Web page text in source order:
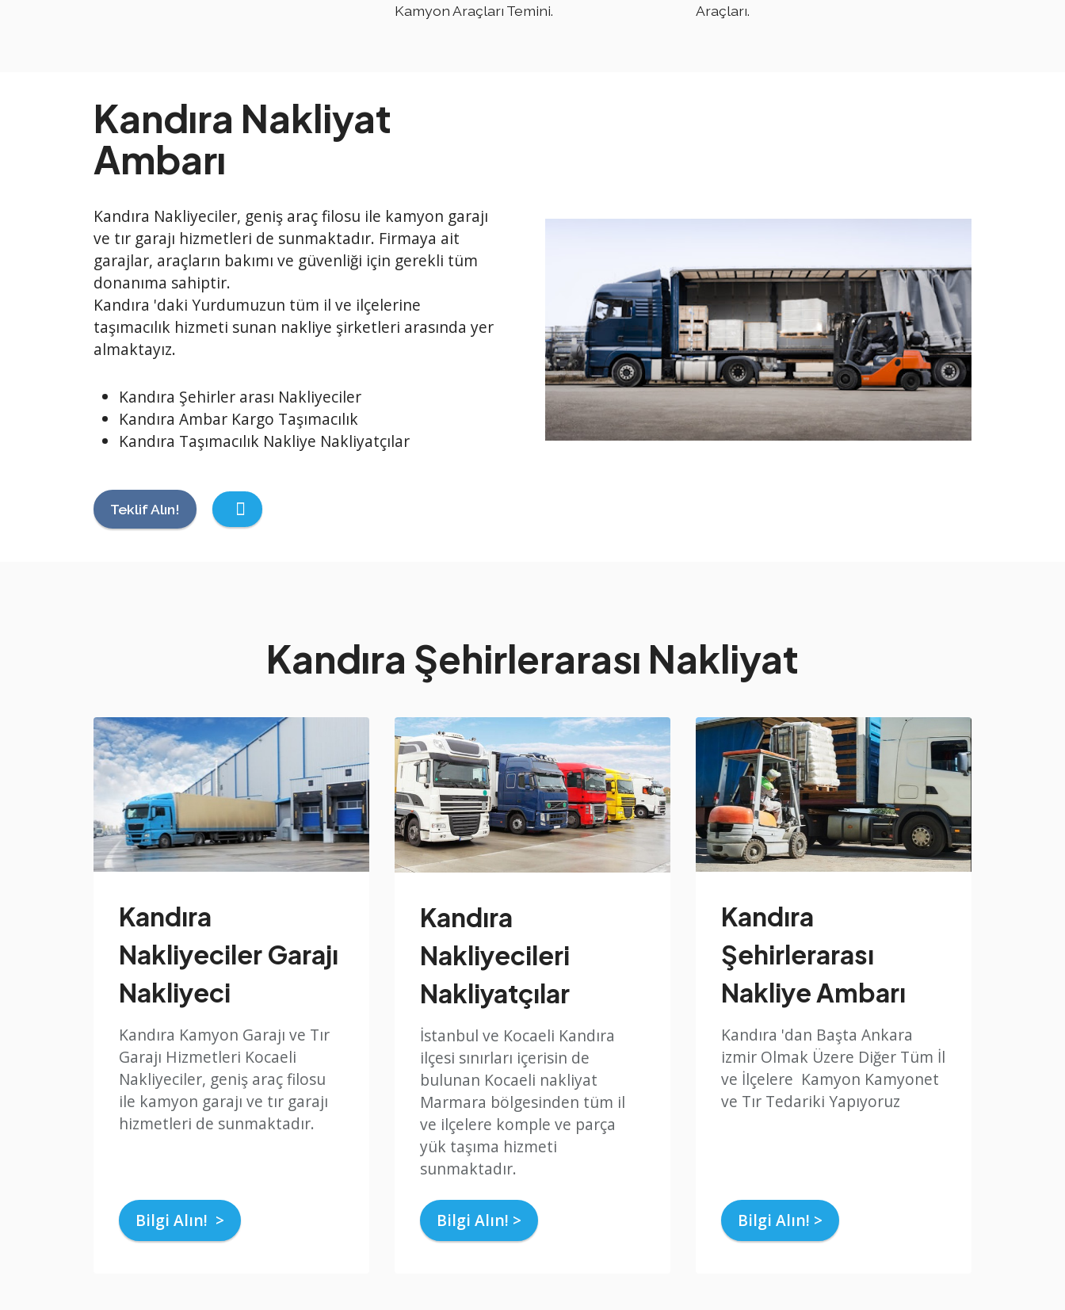
Kamyon Araçları Temini.
Araçları.
Kandıra Nakliyat
Ambarı
Kandıra Nakliyeciler, geniş araç filosu ile kamyon garajı
ve tır garajı hizmetleri de sunmaktadır. Firmaya ait
garajlar, araçların bakımı ve güvenliği için gerekli tüm
donanıma sahiptir.
Kandıra 'daki Yurdumuzun tüm il ve ilçelerine
taşımacılık hizmeti sunan nakliye şirketleri arasında yer
almaktayız.
Kandıra Şehirler arası Nakliyeciler
Kandıra Ambar Kargo Taşımacılık
Kandıra Taşımacılık Nakliye Nakliyatçılar
Teklif Alın!
Kandıra Şehirlerarası Nakliyat
Kandıra
Nakliyeciler Garajı
Nakliyeci
Kandıra Kamyon Garajı ve Tır
Garajı Hizmetleri Kocaeli
Nakliyeciler, geniş araç filosu
ile kamyon garajı ve tır garajı
hizmetleri de sunmaktadır.
Bilgi Alın! >
Kandıra
Nakliyecileri
Nakliyatçılar
İstanbul ve Kocaeli Kandıra
ilçesi sınırları içerisin de
bulunan Kocaeli nakliyat
Marmara bölgesinden tüm il
ve ilçelere komple ve parça
yük taşıma hizmeti
sunmaktadır.
Bilgi Alın! >
Kandıra
Şehirlerarası
Nakliye Ambarı
Kandıra 'dan Başta Ankara
izmir Olmak Üzere Diğer Tüm İl
ve İlçelere Kamyon Kamyonet
ve Tır Tedariki Yapıyoruz
Bilgi Alın! >